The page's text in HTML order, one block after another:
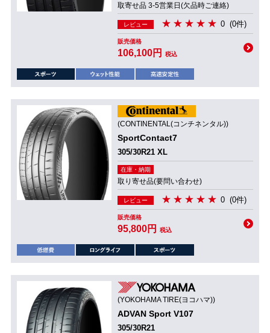
取寄せ品 3-5営業日(欠品時ご連絡)
レビュー 0 (0件)
販売価格
106,100円 税込
(CONTINENTAL(コンチネンタル))
SportContact7
305/30R21 XL
在庫・納期
取り寄せ品(要問い合わせ)
レビュー 0 (0件)
販売価格
95,800円 税込
(YOKOHAMA TIRE(ヨコハマ))
ADVAN Sport V107
305/30R21